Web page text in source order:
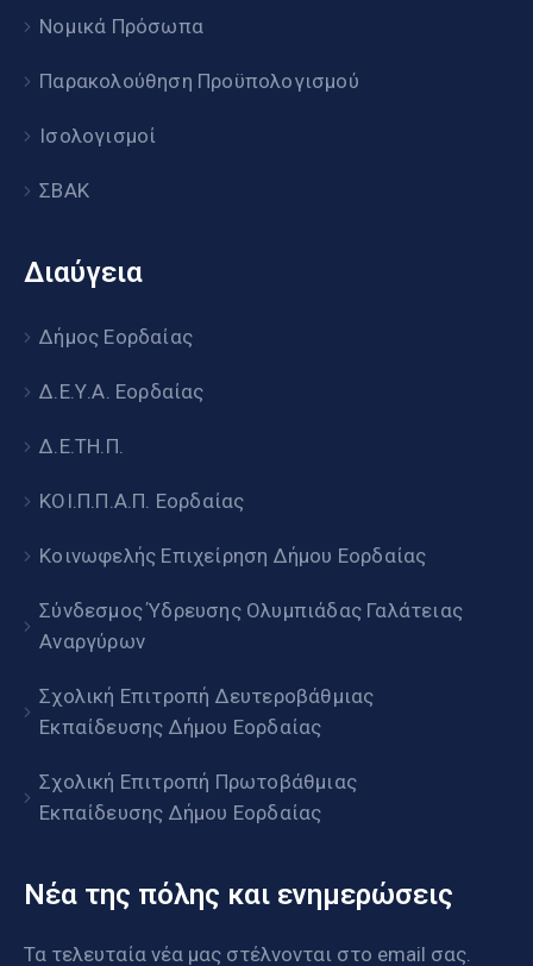
Νομικά Πρόσωπα
Παρακολούθηση Προϋπολογισμού
Ισολογισμοί
ΣΒΑΚ
Διαύγεια
Δήμος Εορδαίας
Δ.Ε.Υ.Α. Εορδαίας
Δ.Ε.ΤΗ.Π.
ΚΟΙ.Π.Π.Α.Π. Εορδαίας
Κοινωφελής Επιχείρηση Δήμου Εορδαίας
Σύνδεσμος Ύδρευσης Ολυμπιάδας Γαλάτειας
Αναργύρων
Σχολική Επιτροπή Δευτεροβάθμιας
Εκπαίδευσης Δήμου Εορδαίας
Σχολική Επιτροπή Πρωτοβάθμιας
Εκπαίδευσης Δήμου Εορδαίας
Νέα της πόλης και ενημερώσεις
Τα τελευταία νέα μας στέλνονται στο email σας.